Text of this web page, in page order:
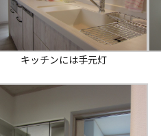
キッチンには手元灯